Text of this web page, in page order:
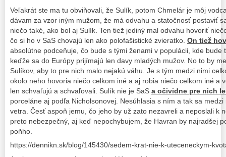
Veľakrát ste ma tu obviňovali, že Sulík, potom Chmelár je môj
dávam za vzor iným mužom, že má odvahu a statočnosť postaviť
niečo také, ako bol aj Sulík. Ten tiež jediný mal odvahu hovoriť
čo si ho v SaS chovajú len ako polofašistické zvieratko. On tiež
absolútne podceňuje, čo bude s tými ženami v populácii, kde bude
keďže sa do Európy prijímajú len davy mladých mužov. No to by
Sulíkov, aby to pre nich malo nejakú váhu. Je s tým medzi nimi
okolo neho hovoria niečo celkom iné a aj robia niečo celkom iné a
len schvaľujú a schvaľovali. Sulík nie je SaS a očividne pre nich
porceláne aj podľa Nicholsonovej. Nesúhlasia s ním a tak sa
vetra. Česť aspoň jemu, čo jeho by už zato nezavreli a neposlali k
preto nebezpečný, aj keď nepochybujem, že Havran by najradšej
poňho.
https://dennikn.sk/blog/145430/sedem-krat-nie-k-uteceneckym-